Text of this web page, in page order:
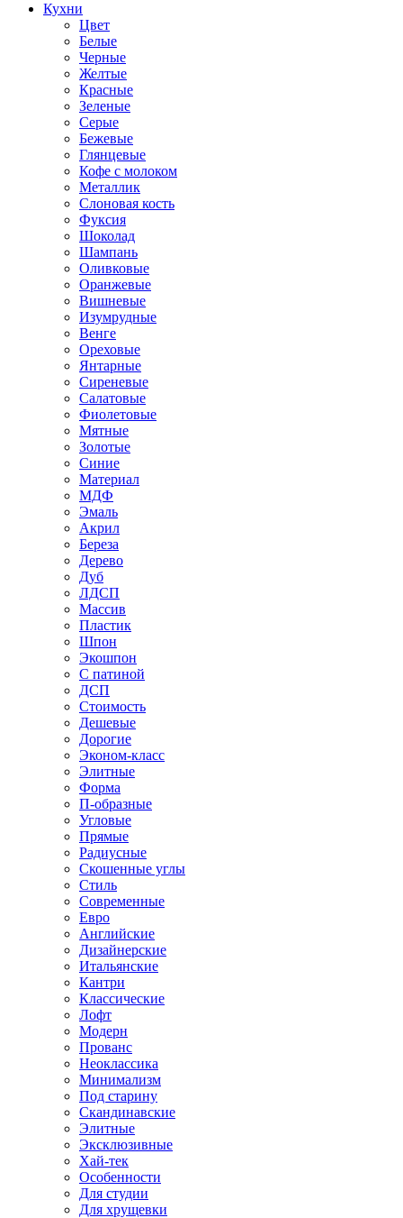
Кухни
Цвет
Белые
Черные
Желтые
Красные
Зеленые
Серые
Бежевые
Глянцевые
Кофе с молоком
Металлик
Слоновая кость
Фуксия
Шоколад
Шампань
Оливковые
Оранжевые
Вишневые
Изумрудные
Венге
Ореховые
Янтарные
Сиреневые
Салатовые
Фиолетовые
Мятные
Золотые
Синие
Материал
МДФ
Эмаль
Акрил
Береза
Дерево
Дуб
ЛДСП
Массив
Пластик
Шпон
Экошпон
С патиной
ДСП
Стоимость
Дешевые
Дорогие
Эконом-класс
Элитные
Форма
П-образные
Угловые
Прямые
Радиусные
Скошенные углы
Стиль
Современные
Евро
Английские
Дизайнерские
Итальянские
Кантри
Классические
Лофт
Модерн
Прованс
Неоклассика
Минимализм
Под старину
Скандинавские
Элитные
Эксклюзивные
Хай-тек
Особенности
Для студии
Для хрущевки